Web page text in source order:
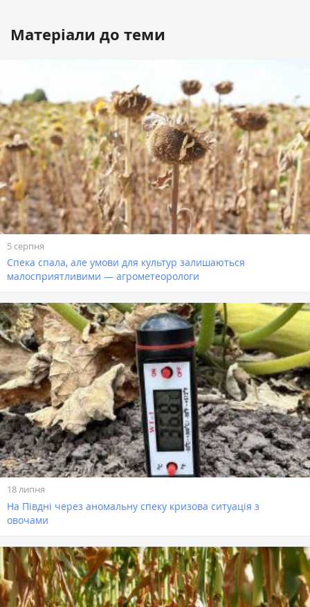
Матеріали до теми
5 серпня
Спека спала, але умови для культур залишаються
малосприятливими — агрометеорологи
18 липня
На Півдні через аномальну спеку кризова ситуація з
овочами